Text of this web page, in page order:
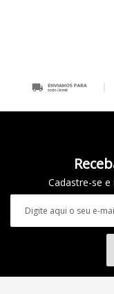
Cadastre-se